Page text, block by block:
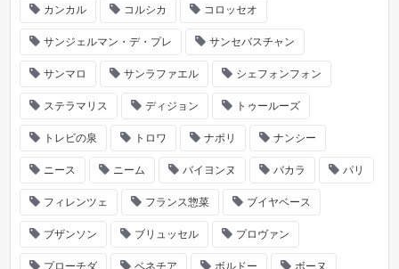
カンカル コルシカ コロッセオ
サンジェルマン・デ・プレ サンセバスチャン
サンマロ サンラファエル シェフォンフォン
ステラマリス ディジョン トゥールーズ
トレビの泉 トロワ ナポリ ナンシー
ニース ニーム バイヨンヌ バカラ パリ
フィレンツェ フランス惣菜 ブイヤベース
ブザンソン ブリュッセル プロヴァン